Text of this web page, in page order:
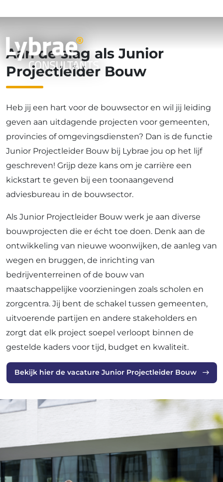
Aan de slag als Junior
Projectleider Bouw
Heb jij een hart voor de bouwsector en wil jij leiding
geven aan uitdagende projecten voor gemeenten,
provincies of omgevingsdiensten? Dan is de functie
Junior Projectleider Bouw bij Lybrae jou op het lijf
geschreven! Grijp deze kans om je carrière een
kickstart te geven bij een toonaangevend
adviesbureau in de bouwsector.
Als Junior Projectleider Bouw werk je aan diverse
bouwprojecten die er écht toe doen. Denk aan de
ontwikkeling van nieuwe woonwijken, de aanleg van
wegen en bruggen, de inrichting van
bedrijventerreinen of de bouw van
maatschappelijke voorzieningen zoals scholen en
zorgcentra. Jij bent de schakel tussen gemeenten,
uitvoerende partijen en andere stakeholders en
zorgt dat elk project soepel verloopt binnen de
gestelde kaders voor tijd, budget en kwaliteit.
Bekijk hier de vacature Junior Projectleider Bouw